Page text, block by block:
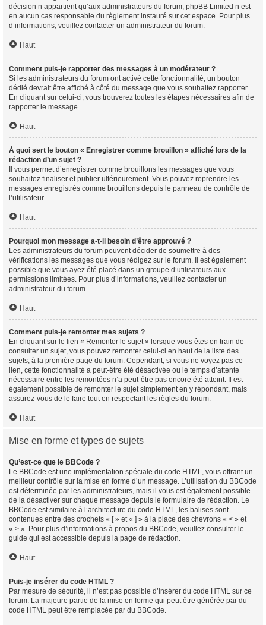
décision n’appartient qu’aux administrateurs du forum, phpBB Limited n’est
en aucun cas responsable du règlement instauré sur cet espace. Pour plus
d’informations, veuillez contacter un administrateur du forum.
Haut
Comment puis-je rapporter des messages à un modérateur ?
Si les administrateurs du forum ont activé cette fonctionnalité, un bouton
dédié devrait être affiché à côté du message que vous souhaitez rapporter.
En cliquant sur celui-ci, vous trouverez toutes les étapes nécessaires afin de
rapporter le message.
Haut
À quoi sert le bouton « Enregistrer comme brouillon » affiché lors de la
rédaction d’un sujet ?
Il vous permet d’enregistrer comme brouillons les messages que vous
souhaitez finaliser et publier ultérieurement. Vous pouvez reprendre les
messages enregistrés comme brouillons depuis le panneau de contrôle de
l’utilisateur.
Haut
Pourquoi mon message a-t-il besoin d’être approuvé ?
Les administrateurs du forum peuvent décider de soumettre à des
vérifications les messages que vous rédigez sur le forum. Il est également
possible que vous ayez été placé dans un groupe d’utilisateurs aux
permissions limitées. Pour plus d’informations, veuillez contacter un
administrateur du forum.
Haut
Comment puis-je remonter mes sujets ?
En cliquant sur le lien « Remonter le sujet » lorsque vous êtes en train de
consulter un sujet, vous pouvez remonter celui-ci en haut de la liste des
sujets, à la première page du forum. Cependant, si vous ne voyez pas ce
lien, cette fonctionnalité a peut-être été désactivée ou le temps d’attente
nécessaire entre les remontées n’a peut-être pas encore été atteint. Il est
également possible de remonter le sujet simplement en y répondant, mais
assurez-vous de le faire tout en respectant les règles du forum.
Haut
Mise en forme et types de sujets
Qu’est-ce que le BBCode ?
Le BBCode est une implémentation spéciale du code HTML, vous offrant un
meilleur contrôle sur la mise en forme d’un message. L’utilisation du BBCode
est déterminée par les administrateurs, mais il vous est également possible
de la désactiver sur chaque message depuis le formulaire de rédaction. Le
BBCode est similaire à l’architecture du code HTML, les balises sont
contenues entre des crochets « [ » et « ] » à la place des chevrons « < » et
« > ». Pour plus d’informations à propos du BBCode, veuillez consulter le
guide qui est accessible depuis la page de rédaction.
Haut
Puis-je insérer du code HTML ?
Par mesure de sécurité, il n’est pas possible d’insérer du code HTML sur ce
forum. La majeure partie de la mise en forme qui peut être générée par du
code HTML peut être remplacée par du BBCode.